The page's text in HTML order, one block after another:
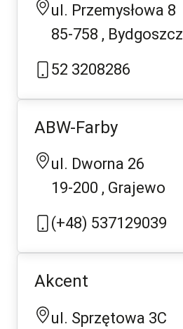
ul. Przemysłowa 8
85-758
Bydgoszcz
52 3208286
ABW-Farby
ul. Dworna 26
19-200
Grajewo
(+48) 537129039
Akcent
ul. Sprzętowa 3C